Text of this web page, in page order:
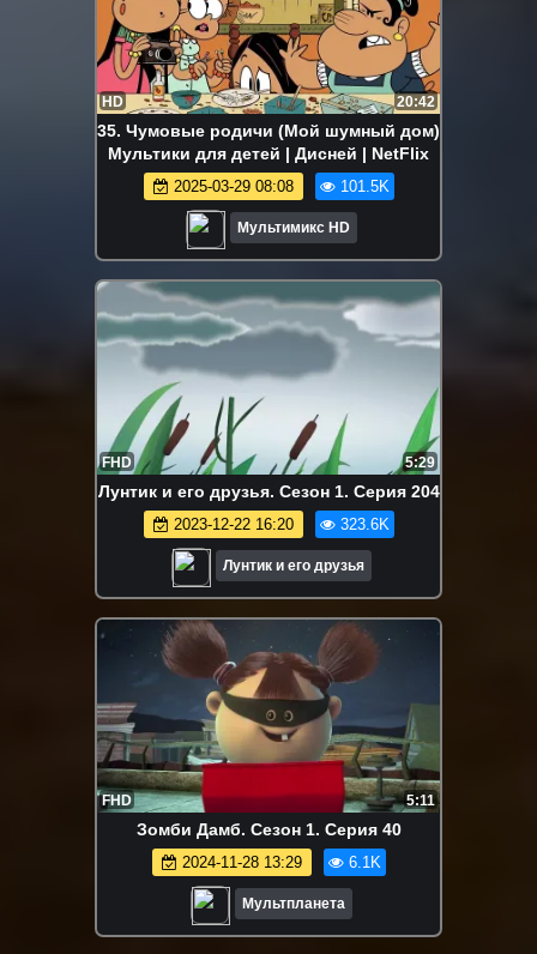
HD 20:42
35. Чумовые родичи (Мой шумный дом)
Мультики для детей | Дисней | NetFlix
2025-03-29 08:08 101.5K
Мультимикс HD
FHD 5:29
Лунтик и его друзья. Сезон 1. Серия 204
2023-12-22 16:20 323.6K
Лунтик и его друзья
FHD 5:11
Зомби Дамб. Сезон 1. Серия 40
2024-11-28 13:29 6.1K
Мультпланета